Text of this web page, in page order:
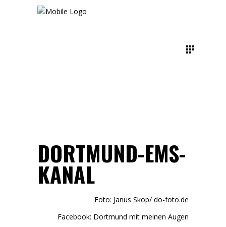
DORTMUND-EMS-
KANAL
Foto: Janus Skop/ do-foto.de
Facebook: Dortmund mit meinen Augen